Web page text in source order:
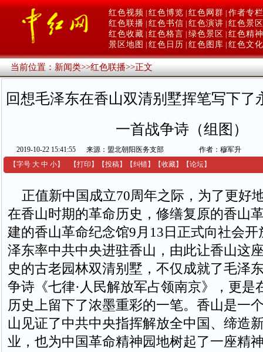
红色视频 红色博览 红色网群 作者专栏
红色联播 红色书信 红色演讲 红色景区
红色收藏 红色格言 绿色景区
红色精神
景区地图
红色日历 红色图库 红色文化
当前位置：新闻类>>红色联播>>正文
回想毛泽东在香山双清别墅挥笔写下了
一首战争诗（组图）
2019-10-22 15:41:55 来源：盟北朝阳医务支部
作者：穆军升
【字号 大 中 小】 【打印 】 【投稿】 【纠错】 【收藏】 【论坛】
正值新中国成立70周年之际，为了更好
在香山时期的革命历史，修缮复原的香山
建的香山革命纪念馆9月13日正式向社会开
泽东率中共中央进驻香山，由此让香山这
史的古老园林双清别墅，不仅成就了毛泽
争诗《七律·人民解放军占领南京》，更是
历史上留下了浓墨重彩的一笔。香山是一
山见证了中共中央指挥解放全中国、缔造
业，也为中国革命精神园地树起了一座精